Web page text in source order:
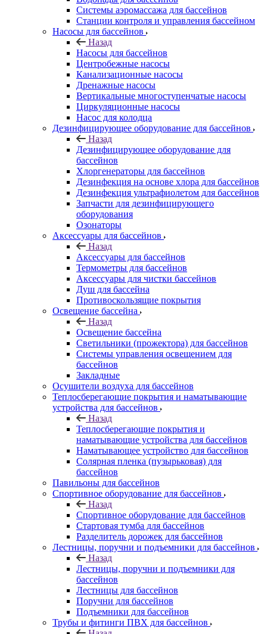
Системы аэромассажа для бассейнов
Станции контроля и управления бассейном
Насосы для бассейнов
Назад
Насосы для бассейнов
Центробежные насосы
Канализационные насосы
Дренажные насосы
Вертикальные многоступенчатые насосы
Циркуляционные насосы
Насос для колодца
Дезинфицирующее оборудование для бассейнов
Назад
Дезинфицирующее оборудование для
бассейнов
Хлоргенераторы для бассейнов
Дезинфекция на основе хлора для бассейнов
Дезинфекция ультрафиолетом для бассейнов
Запчасти для дезинфицирующего
оборудования
Озонаторы
Аксессуары для бассейнов
Назад
Аксессуары для бассейнов
Термометры для бассейнов
Аксессуары для чистки бассейнов
Душ для бассейна
Противоскользящие покрытия
Освещение бассейна
Назад
Освещение бассейна
Светильники (прожектора) для бассейнов
Системы управления освещением для
бассейнов
Закладные
Осушители воздуха для бассейнов
Теплосберегающие покрытия и наматывающие
устройства для бассейнов
Назад
Теплосберегающие покрытия и
наматывающие устройства для бассейнов
Наматывающее устройство для бассейнов
Солярная пленка (пузырьковая) для
бассейнов
Павильоны для бассейнов
Спортивное оборудование для бассейнов
Назад
Спортивное оборудование для бассейнов
Стартовая тумба для бассейнов
Разделитель дорожек для бассейнов
Лестницы, поручни и подъемники для бассейнов
Назад
Лестницы, поручни и подъемники для
бассейнов
Лестницы для бассейнов
Поручни для бассейнов
Подъемники для бассейнов
Трубы и фитинги ПВХ для бассейнов